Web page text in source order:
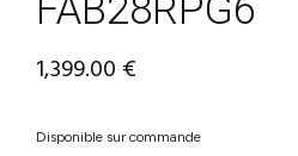
FAB28RPG6
1,399.00 €
Disponible sur commande